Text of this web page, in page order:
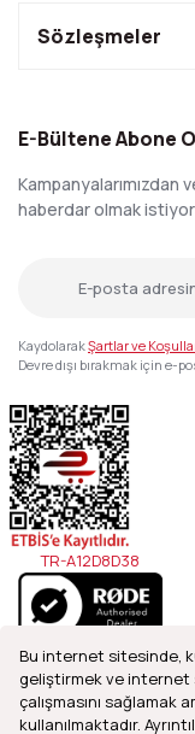
Bu internet sitesinde,
geliştirmek ve internet
çalışmasını sağlamak
kullanılmaktadır.
Sözleşmeler
E-Bültene Abone
haberdar olmak
KaydolarakŞartlar ve
Devre dışı bırakmak için e-
TR-A12D8D38
2021© Refleks